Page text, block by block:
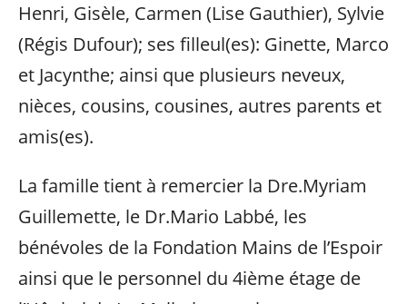
Henri, Gisèle, Carmen (Lise Gauthier), Sylvie
(Régis Dufour); ses filleul(es): Ginette, Marco
et Jacynthe; ainsi que plusieurs neveux,
nièces, cousins, cousines, autres parents et
amis(es).
La famille tient à remercier la Dre.Myriam
Guillemette, le Dr.Mario Labbé, les
bénévoles de la Fondation Mains de l’Espoir
ainsi que le personnel du 4ième étage de